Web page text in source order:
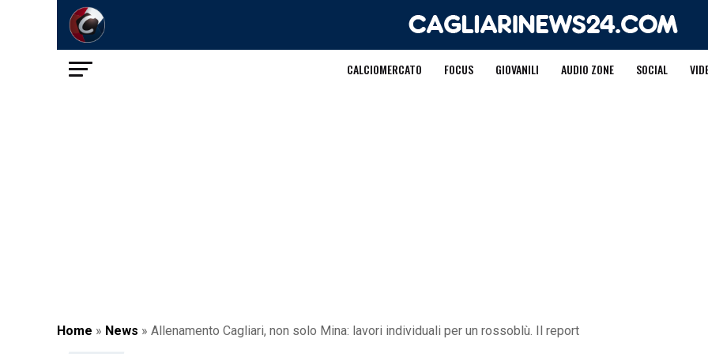
CALCIOMERCATO FOCUS GIOVANILI AUDIO ZONE SOCIAL
Home » News » Allenamento Cagliari, non solo Mina: lavori individuali per un rossoblù. Il report